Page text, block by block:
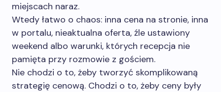
miejscach naraz.
Wtedy łatwo o chaos: inna cena na stronie, inna
w portalu, nieaktualna oferta, źle ustawiony
weekend albo warunki, których recepcja nie
pamięta przy rozmowie z gościem.
Nie chodzi o to, żeby tworzyć skomplikowaną
strategię cenową. Chodzi o to, żeby ceny były